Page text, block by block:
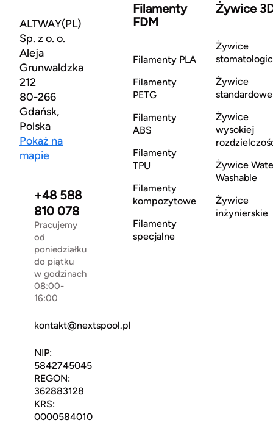
ALTWAY(PL)
Sp. z o. o.
Aleja
Grunwaldzka
212
80-266
Gdańsk,
Polska
Pokaż na
mapie
+48 588
810 078
Pracujemy
od
poniedziałku
do piątku
w godzinach
08:00-
16:00
kontakt@nextspool.pl
NIP:
5842745045
REGON:
362883128
KRS:
0000584010
Filamenty
FDM
Filamenty PLA
Filamenty
PETG
Filamenty
ABS
Filamenty
TPU
Filamenty
kompozytowe
Filamenty
specjalne
Żywice
Żywice
Żywice
standardowe
Żywice
wysokiej
Żywice
Washable
Żywice
inżynierskie